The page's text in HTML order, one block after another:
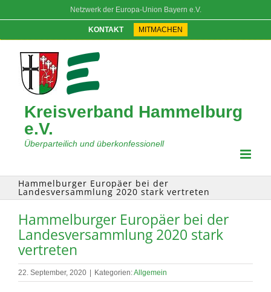
Netzwerk der Europa-Union Bayern e.V.
KONTAKT MITMACHEN
Kreisverband Hammelburg
e.V.
Überparteilich und überkonfessionell
Hammelburger Europäer bei der
Landesversammlung 2020 stark vertreten
Hammelburger Europäer bei der
Landesversammlung 2020 stark
vertreten
22. September, 2020 Kategorien:Allgemein